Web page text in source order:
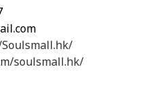
soulsmall.hk/